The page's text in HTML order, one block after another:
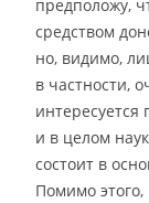
предположу,
средством
но, видимо,
в частности,
интересуется
и в целом
состоит в
Помимо